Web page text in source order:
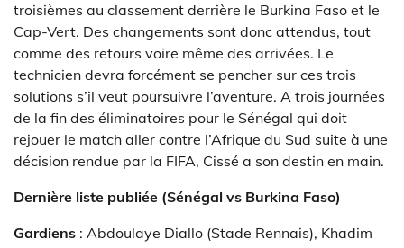
troisièmes au classement derrière le Burkina Faso et le
Cap-Vert. Des changements sont donc attendus, tout
comme des retours voire même des arrivées. Le
technicien devra forcément se pencher sur ces trois
solutions s’il veut poursuivre l’aventure. A trois journées
de la fin des éliminatoires pour le Sénégal qui doit
rejouer le match aller contre l’Afrique du Sud suite à une
décision rendue par la FIFA, Cissé a son destin en main.
Dernière liste publiée (Sénégal vs Burkina Faso)
Gardiens : Abdoulaye Diallo (Stade Rennais), Khadim